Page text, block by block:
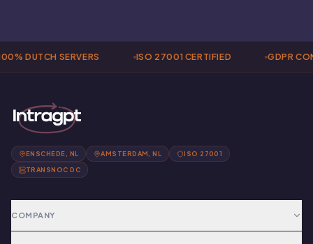
DUTCH SERVERS ISO 27001 CERTIFIED GDPR
ENSCHEDE, NL AMSTERDAM, NL ISO 27001
TRANSNOC DC
COMPANY